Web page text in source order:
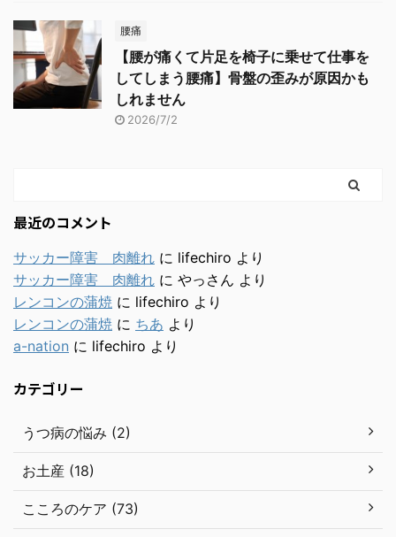
腰痛
【腰が痛くて片足を椅子に乗せて仕事を
してしまう腰痛】骨盤の歪みが原因かも
しれません
2026/7/2
最近のコメント
サッカー障害 肉離れ に lifechiro より
サッカー障害 肉離れ に やっさん より
レンコンの蒲焼 に lifechiro より
レンコンの蒲焼 に ちあ より
a-nation に lifechiro より
カテゴリー
うつ病の悩み (2)
お土産 (18)
こころのケア (73)